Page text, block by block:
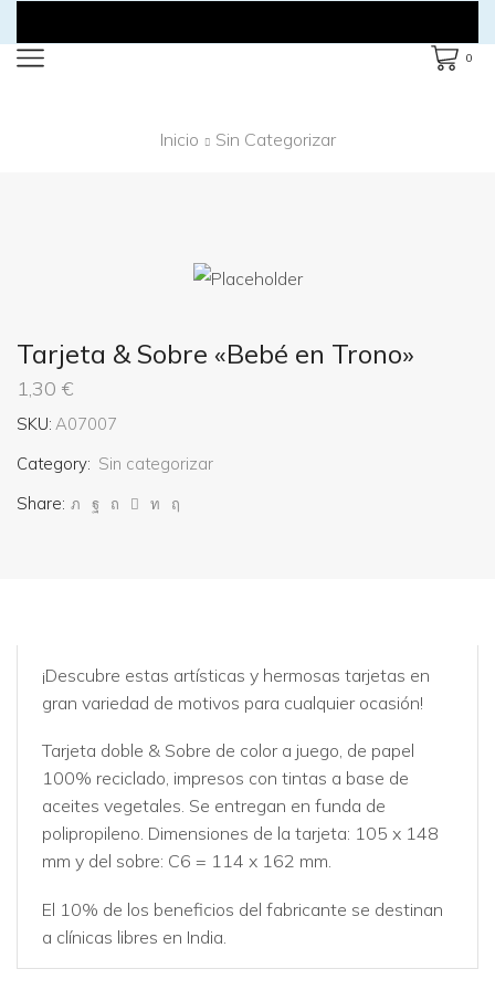
0
Inicio Sin Categorizar
Tarjeta & Sobre «Bebé en Trono»
1,30 €
SKU: A07007
Category: Sin categorizar
Share:
¡Descubre estas artísticas y hermosas tarjetas en
gran variedad de motivos para cualquier ocasión!
Tarjeta doble & Sobre de color a juego, de papel
100% reciclado, impresos con tintas a base de
aceites vegetales. Se entregan en funda de
polipropileno. Dimensiones de la tarjeta: 105 x 148
mm y del sobre: C6 = 114 x 162 mm.
El 10% de los beneficios del fabricante se destinan
a clínicas libres en India.